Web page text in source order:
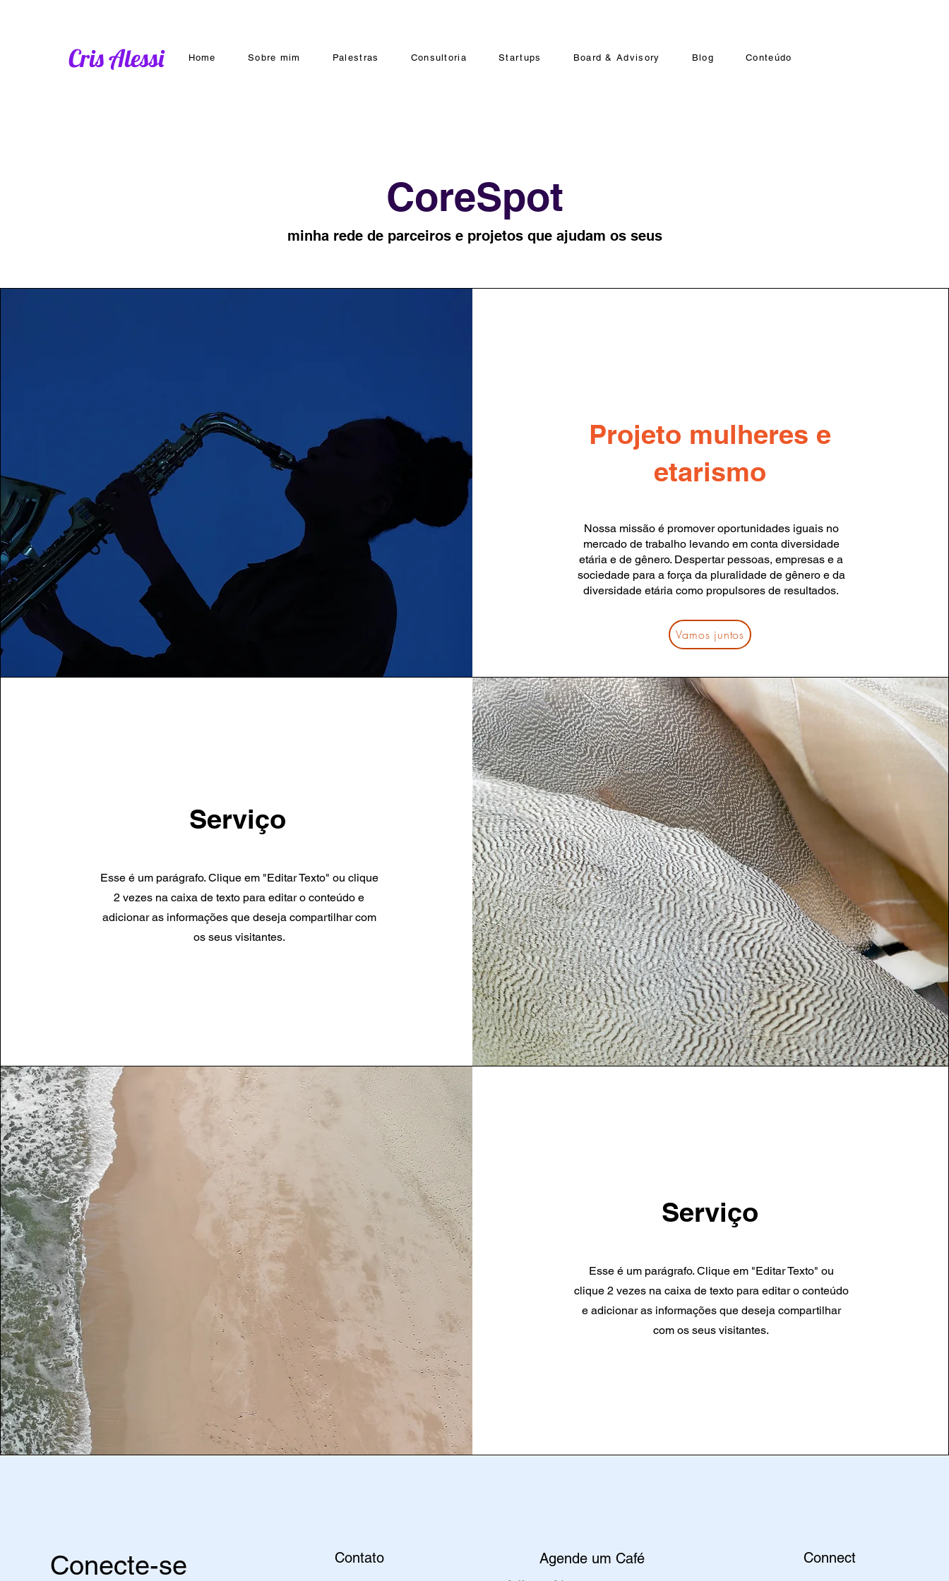
Cris Alessi Home Sobre mim Palestras Consultoria Startups Board & Advisory Blog Conteúdo
CoreSpot
minha rede de parceiros e projetos que ajudam os seus
Projeto mulheres e
etarismo
Nossa missão é promover oportunidades iguais no
mercado de trabalho levando em conta diversidade
etária e de gênero. Despertar pessoas, empresas e a
sociedade para a força da pluralidade de gênero e da
diversidade etária como propulsores de resultados.
Vamos juntos
Serviço
Esse é um parágrafo. Clique em "Editar Texto" ou clique
2 vezes na caixa de texto para editar o conteúdo e
adicionar as informações que deseja compartilhar com
os seus visitantes.
Serviço
Esse é um parágrafo. Clique em "Editar Texto" ou
clique 2 vezes na caixa de texto para editar o conteúdo
e adicionar as informações que deseja compartilhar
com os seus visitantes.
Conecte-se Contato Agende um Café Connect